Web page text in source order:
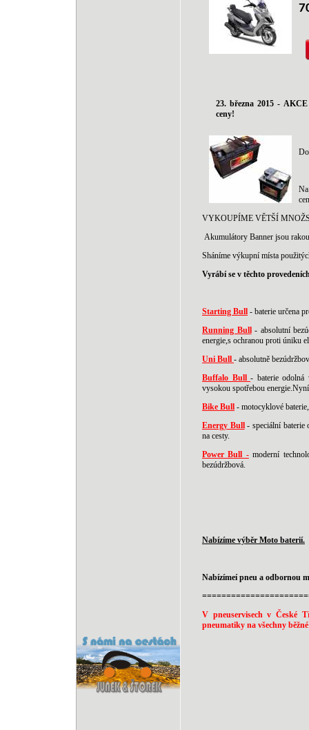
23. března 2015 -
ceny!
VYKOUPÍME VĚTŠÍ
Akumulátory Banner jsou
Sháníme výkupní místa
Vyrábí se v těchto
Starting Bull - baterie určena
Running Bull- absolutní
energie,s ochranou proti úniku
Uni Bull - absolutně
Buffalo Bull - baterie odolná
vysokou spotřebou
Bike Bull - motocyklové
Energy Bull- speciální baterie
na cesty.
Power Bull -moderní
bezúdržbová.
Nabízíme výběr Moto baterií.
Nabízímeí pneu a odbornou
V pneuservisech v České
pneumatiky na všechny